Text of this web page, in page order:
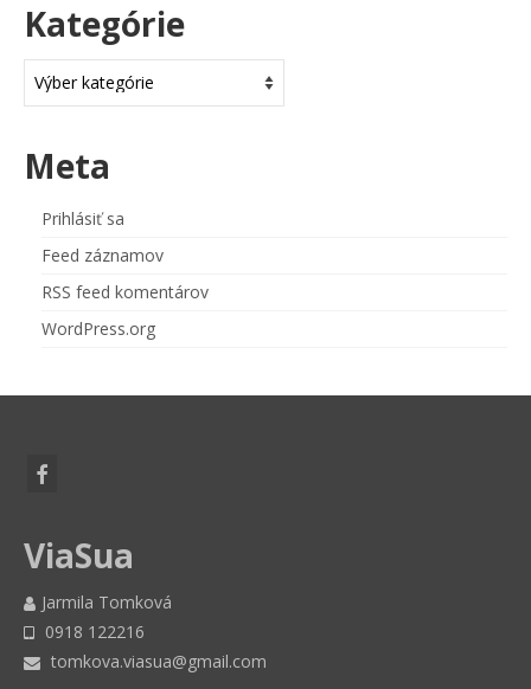
Kategórie
Meta
Prihlásiť sa
Feed záznamov
RSS feed komentárov
WordPress.org
ViaSua
Jarmila Tomková
0918 122216
tomkova.viasua@gmail.com